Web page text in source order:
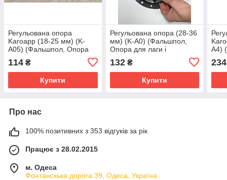
Регульована опора
Karoapp (18-25 мм) (K-
A05) (Фальшпол, Опора
для лаги і керамограніта )
114 ₴
Купити
Регульована опора (28-36
мм) (K-A0) (Фальшпол,
Опора для лаги і
132₴
Купити
A4)
234
Про нас
100% позитивних з 353 відгуків за рік
Працює з 28.02.2015
м. Одеса
Фонтанскька дорога 39, Одеса, Україна